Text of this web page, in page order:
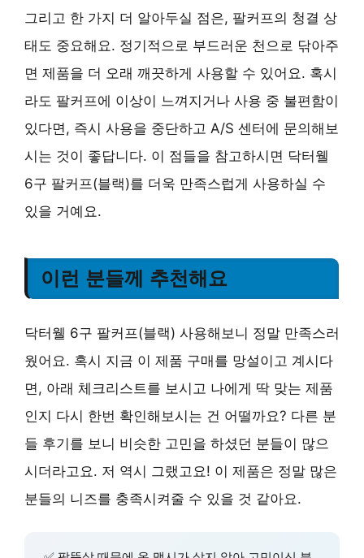
그리고 한 가지 더 알아두실 점은, 팔커프의 청결 상
태도 중요해요. 정기적으로 부드러운 천으로 닦아주
면 제품을 더 오래 깨끗하게 사용할 수 있어요. 혹시
라도 팔커프에 이상이 느껴지거나 사용 중 불편함이
있다면, 즉시 사용을 중단하고 A/S 센터에 문의해보
시는 것이 좋답니다. 이 점들을 참고하시면 닥터웰
6구 팔커프(블랙)를 더욱 만족스럽게 사용하실 수
있을 거예요.
이런 분들께 추천해요
닥터웰 6구 팔커프(블랙) 사용해보니 정말 만족스러
웠어요. 혹시 지금 이 제품 구매를 망설이고 계시다
면, 아래 체크리스트를 보시고 나에게 딱 맞는 제품
인지 다시 한번 확인해보시는 건 어떨까요? 다른 분
들 후기를 보니 비슷한 고민을 하셨던 분들이 많으
시더라고요. 저 역시 그랬고요! 이 제품은 정말 많은
분들의 니즈를 충족시켜줄 수 있을 것 같아요.